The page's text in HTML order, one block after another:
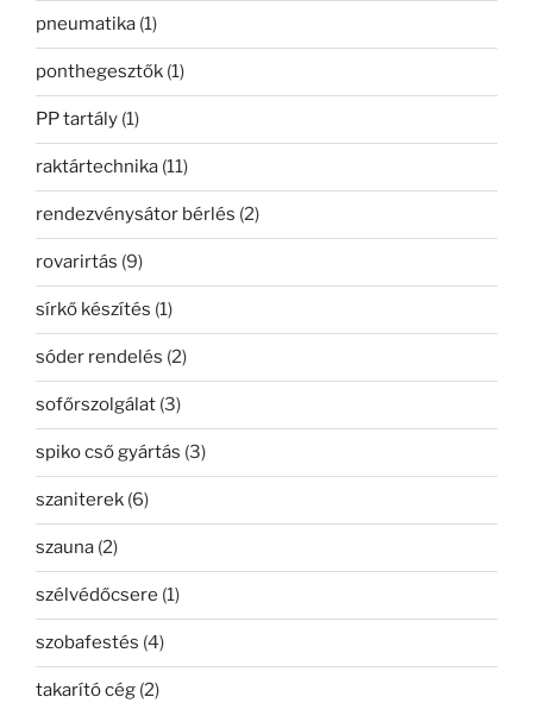
pneumatika (1)
ponthegesztők (1)
PP tartály (1)
raktártechnika (11)
rendezvénysátor bérlés (2)
rovarirtás (9)
sírkő készítés (1)
sóder rendelés (2)
sofőrszolgálat (3)
spiko cső gyártás (3)
szaniterek (6)
szauna (2)
szélvédőcsere (1)
szobafestés (4)
takarító cég (2)